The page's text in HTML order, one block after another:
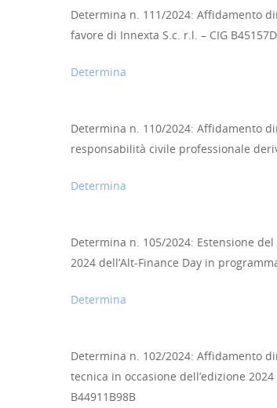
Determina n. 111/2024: Affidamento
favore di Innexta S.c. r.l. – CIG
Determina
Determina n. 110/2024: Affidamento
responsabilità civile professionale
Determina
Determina n. 105/2024: Estensione
2024 dell’Alt-Finance Day in
Determina
Determina n. 102/2024: Affidamento
tecnica in occasione dell’edizione
B44911B98B